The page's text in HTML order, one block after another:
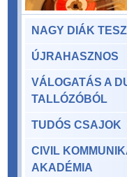
NAGY DIÁK
ÚJRAHASZNOS
VÁLOGATÁS A
TALLÓZÓBÓL
TUDÓS CSAJOK
CIVIL
AKADÉMIA